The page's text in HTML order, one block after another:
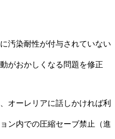
汚染耐性が付与されていない
がおかしくなる問題を修正
ーレリアに話しかければ利
ン内での圧縮セーブ禁止（進